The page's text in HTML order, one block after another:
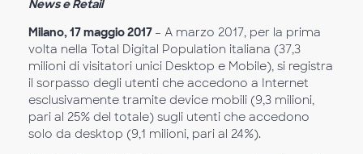
News e Retail
Milano, 17 maggio 2017 – A marzo 2017, per la prima
volta nella Total Digital Population italiana (37,3
milioni di visitatori unici Desktop e Mobile), si registra
il sorpasso degli utenti che accedono a Internet
esclusivamente tramite device mobili (9,3 milioni,
pari al 25% del totale) sugli utenti che accedono
solo da desktop (9,1 milioni, pari al 24%).